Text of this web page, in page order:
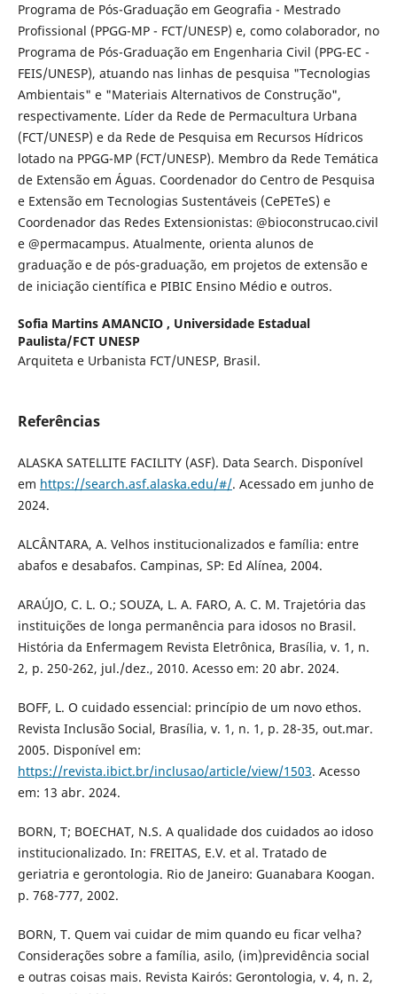
Programa de Pós-Graduação em Geografia - Mestrado
Profissional (PPGG-MP - FCT/UNESP) e, como colaborador, no
Programa de Pós-Graduação em Engenharia Civil (PPG-EC -
FEIS/UNESP), atuando nas linhas de pesquisa "Tecnologias
Ambientais" e "Materiais Alternativos de Construção",
respectivamente. Líder da Rede de Permacultura Urbana
(FCT/UNESP) e da Rede de Pesquisa em Recursos Hídricos
lotado na PPGG-MP (FCT/UNESP). Membro da Rede Temática
de Extensão em Águas. Coordenador do Centro de Pesquisa
e Extensão em Tecnologias Sustentáveis (CePETeS) e
Coordenador das Redes Extensionistas: @bioconstrucao.civil
e @permacampus. Atualmente, orienta alunos de
graduação e de pós-graduação, em projetos de extensão e
de iniciação científica e PIBIC Ensino Médio e outros.
Sofia Martins AMANCIO , Universidade Estadual
Paulista/FCT UNESP
Arquiteta e Urbanista FCT/UNESP, Brasil.
Referências
ALASKA SATELLITE FACILITY (ASF). Data Search. Disponível
em https://search.asf.alaska.edu/#/. Acessado em junho de
2024.
ALCÂNTARA, A. Velhos institucionalizados e família: entre
abafos e desabafos. Campinas, SP: Ed Alínea, 2004.
ARAÚJO, C. L. O.; SOUZA, L. A. FARO, A. C. M. Trajetória das
instituições de longa permanência para idosos no Brasil.
História da Enfermagem Revista Eletrônica, Brasília, v. 1, n.
2, p. 250-262, jul./dez., 2010. Acesso em: 20 abr. 2024.
BOFF, L. O cuidado essencial: princípio de um novo ethos.
Revista Inclusão Social, Brasília, v. 1, n. 1, p. 28-35, out.mar.
2005. Disponível em:
https://revista.ibict.br/inclusao/article/view/1503. Acesso
em: 13 abr. 2024.
BORN, T; BOECHAT, N.S. A qualidade dos cuidados ao idoso
institucionalizado. In: FREITAS, E.V. et al. Tratado de
geriatria e gerontologia. Rio de Janeiro: Guanabara Koogan.
p. 768-777, 2002.
BORN, T. Quem vai cuidar de mim quando eu ficar velha?
Considerações sobre a família, asilo, (im)previdência social
e outras coisas mais. Revista Kairós: Gerontologia, v. 4, n. 2,